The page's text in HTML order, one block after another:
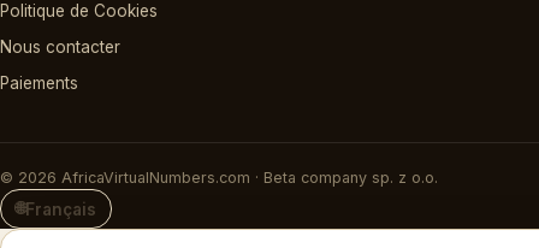
Politique de Cookies
Nous contacter
Paiements
© 2026 AfricaVirtualNumbers.com · Beta company sp. z o.o.
🌐Français